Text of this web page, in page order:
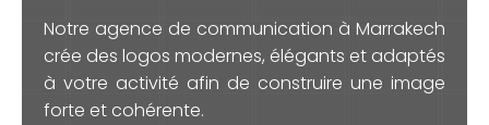
Notre agence de communication à Marrakech
crée des logos modernes, élégants et adaptés
à votre activité afin de construire une image
forte et cohérente.